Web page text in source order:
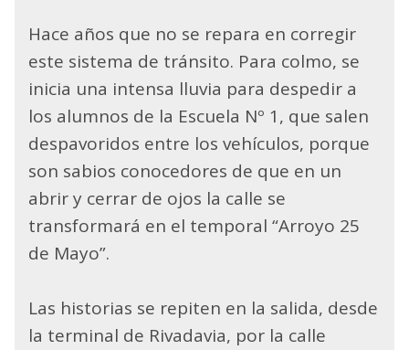
Hace años que no se repara en corregir
este sistema de tránsito. Para colmo, se
inicia una intensa lluvia para despedir a
los alumnos de la Escuela Nº 1, que salen
despavoridos entre los vehículos, porque
son sabios conocedores de que en un
abrir y cerrar de ojos la calle se
transformará en el temporal “Arroyo 25
de Mayo”.
Las historias se repiten en la salida, desde
la terminal de Rivadavia, por la calle